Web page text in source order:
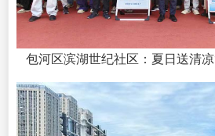
包河区滨湖世纪社区：夏日送清